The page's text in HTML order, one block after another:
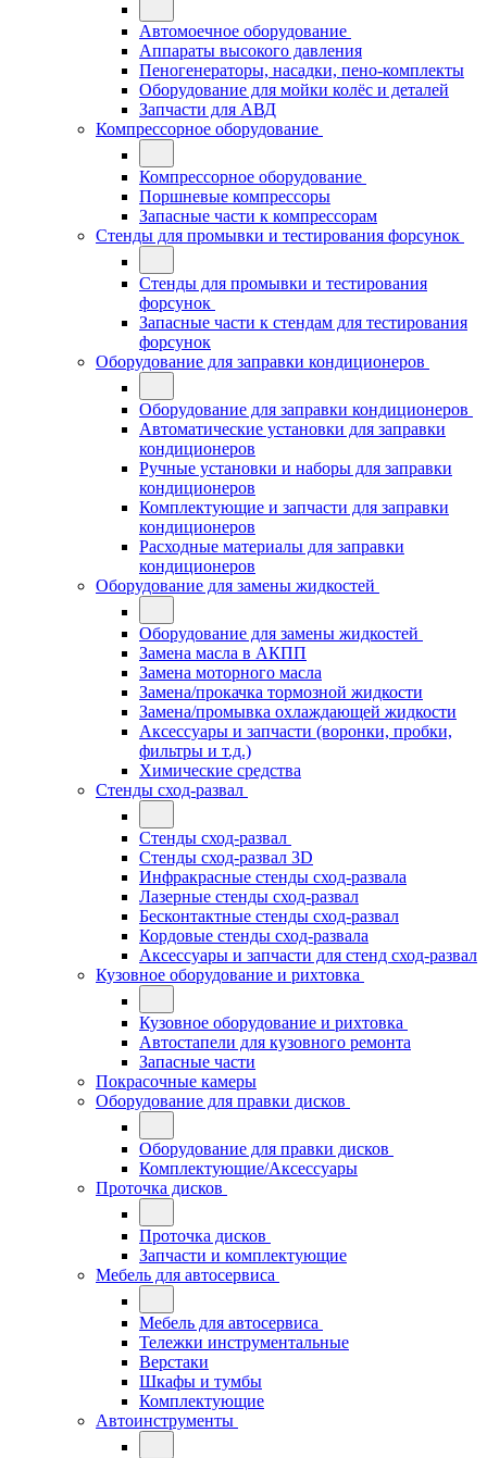
Автомоечное оборудование
Аппараты высокого давления
Пеногенераторы, насадки, пено-комплекты
Оборудование для мойки колёс и деталей
Запчасти для АВД
Компрессорное оборудование
Компрессорное оборудование
Поршневые компрессоры
Запасные части к компрессорам
Стенды для промывки и тестирования форсунок
Стенды для промывки и тестирования
форсунок
Запасные части к стендам для тестирования
форсунок
Оборудование для заправки кондиционеров
Оборудование для заправки кондиционеров
Автоматические установки для заправки
кондиционеров
Ручные установки и наборы для заправки
кондиционеров
Комплектующие и запчасти для заправки
кондиционеров
Расходные материалы для заправки
кондиционеров
Оборудование для замены жидкостей
Оборудование для замены жидкостей
Замена масла в АКПП
Замена моторного масла
Замена/прокачка тормозной жидкости
Замена/промывка охлаждающей жидкости
Аксессуары и запчасти (воронки, пробки,
фильтры и т.д.)
Химические средства
Стенды сход-развал
Стенды сход-развал
Стенды сход-развал 3D
Инфракрасные стенды сход-развала
Лазерные стенды сход-развал
Бесконтактные стенды сход-развал
Кордовые стенды сход-развала
Аксессуары и запчасти для стенд сход-развал
Кузовное оборудование и рихтовка
Кузовное оборудование и рихтовка
Автостапели для кузовного ремонта
Запасные части
Покрасочные камеры
Оборудование для правки дисков
Оборудование для правки дисков
Комплектующие/Аксессуары
Проточка дисков
Проточка дисков
Запчасти и комплектующие
Мебель для автосервиса
Мебель для автосервиса
Тележки инструментальные
Верстаки
Шкафы и тумбы
Комплектующие
Автоинструменты